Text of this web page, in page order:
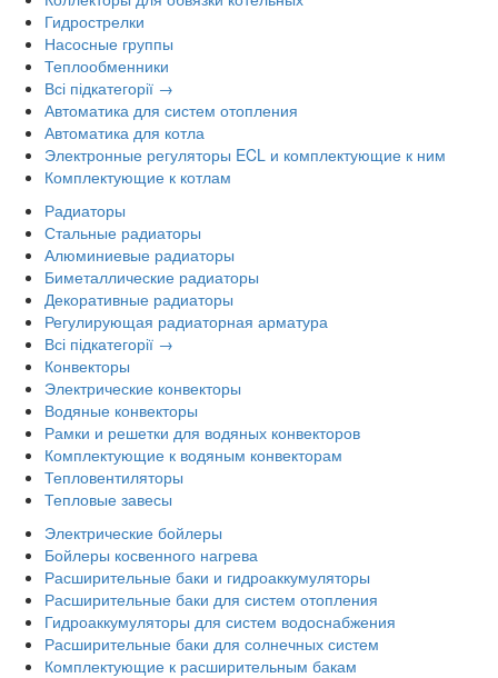
Гидрострелки
Насосные группы
Теплообменники
Всі підкатегорії →
Автоматика для систем отопления
Автоматика для котла
Электронные регуляторы ECL и комплектующие к ним
Комплектующие к котлам
Радиаторы
Стальные радиаторы
Алюминиевые радиаторы
Биметаллические радиаторы
Декоративные радиаторы
Регулирующая радиаторная арматура
Всі підкатегорії →
Конвекторы
Электрические конвекторы
Водяные конвекторы
Рамки и решетки для водяных конвекторов
Комплектующие к водяным конвекторам
Тепловентиляторы
Тепловые завесы
Электрические бойлеры
Бойлеры косвенного нагрева
Расширительные баки и гидроаккумуляторы
Расширительные баки для систем отопления
Гидроаккумуляторы для систем водоснабжения
Расширительные баки для солнечных систем
Комплектующие к расширительным бакам